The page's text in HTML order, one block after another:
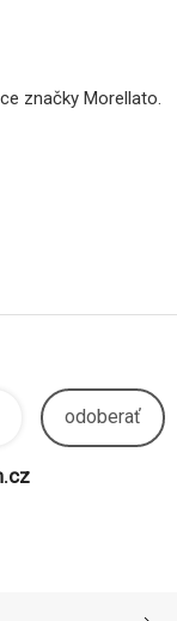
značky Morellato.
odoberať